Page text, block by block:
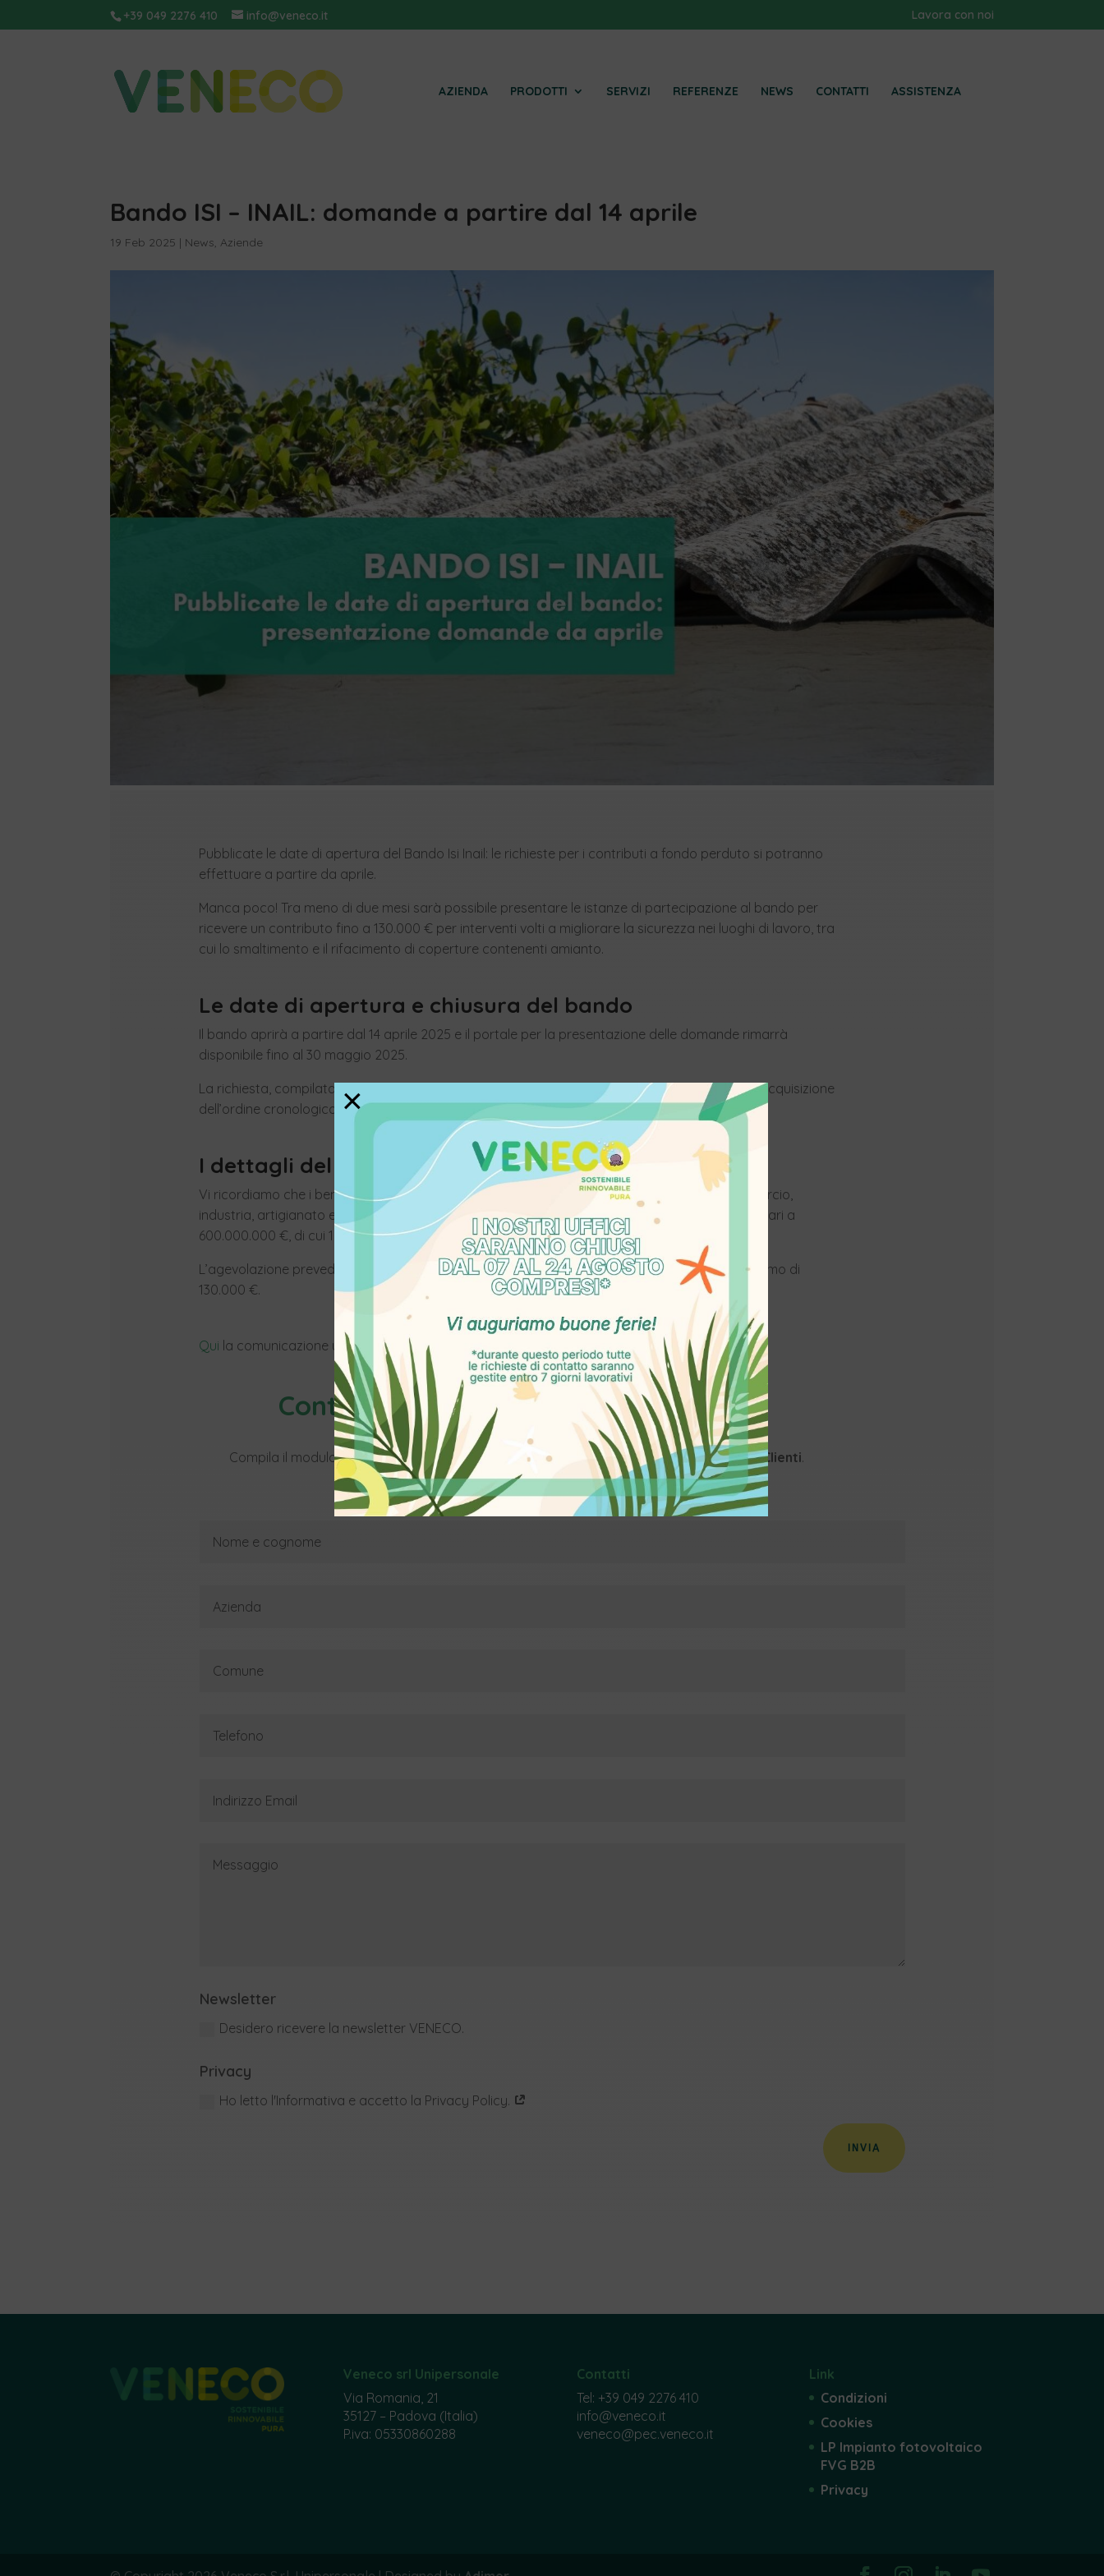
+39 049 2276 410 info@veneco.it Lavora con noi
AZIENDA PRODOTTI SERVIZI REFERENZE NEWS CONTATTI ASSISTENZA
Bando ISI – INAIL: domande a partire dal 14 aprile
19 Feb 2025 | News, Aziende
Pubblicate le date di apertura del Bando Isi Inail: le richieste per i contributi a fondo perduto si potranno
effettuare a partire da aprile.
Manca poco! Tra meno di due mesi sarà possibile presentare le istanze di partecipazione al bando per
ricevere un contributo fino a 130.000 € per interventi volti a migliorare la sicurezza nei luoghi di lavoro, tra
cui lo smaltimento e il rifacimento di coperture contenenti amianto.
Le date di apertura e chiusura del bando
Il bando aprirà a partire dal 14 aprile 2025 e il portale per la presentazione delle domande rimarrà
disponibile fino al 30 maggio 2025.
La richiesta, compilata e registrata, dovrà essere poi inoltrata allo sportello informatico per l’acquisizione
dell’ordine cronologico.
I dettagli del bando
Vi ricordiamo che i beneficiari delBando Isi Inailsono le imprese iscritte alla Camera di commercio,
industria, artigianato e agricoltura e gli enti del terzo settore e che le risorse finanziarie sono pari a
600.000.000 €, di cui 150.000.000 € destinati alla bonifica da materiali contenenti amianto.
L’agevolazione prevede un contributo del 65% (60 €/mq) con un minimo di 5.000 € e un massimo di
130.000 €.
Qui la comunicazione ufficiale dell’Inail.
Contattaci per maggiori informazioni
Vuoi ricevere maggiori informazioni su questo argomento?
Compila il modulo con i tuoi dati di recapito per essere ricontattato dal nostroServizio Clienti.
Newsletter
Desidero ricevere la newsletter VENECO.
Privacy
Ho letto l'Informativa e accetto la Privacy Policy.
INVIA
Veneco srl Unipersonale
Via Romania, 21
35127 – Padova (Italia)
P.iva: 05330860288
Contatti
Tel: +39 049 2276 410
info@veneco.it
veneco@pec.veneco.it
Link
Condizioni
Cookies
LP Impianto fotovoltaico
FVG B2B
Privacy
×